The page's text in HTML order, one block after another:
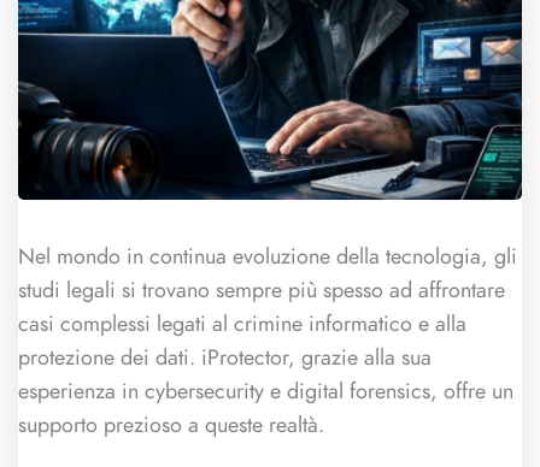
Nel mondo in continua evoluzione della tecnologia, gli
studi legali si trovano sempre più spesso ad affrontare
casi complessi legati al crimine informatico e alla
protezione dei dati. iProtector, grazie alla sua
esperienza in cybersecurity e digital forensics, offre un
supporto prezioso a queste realtà.